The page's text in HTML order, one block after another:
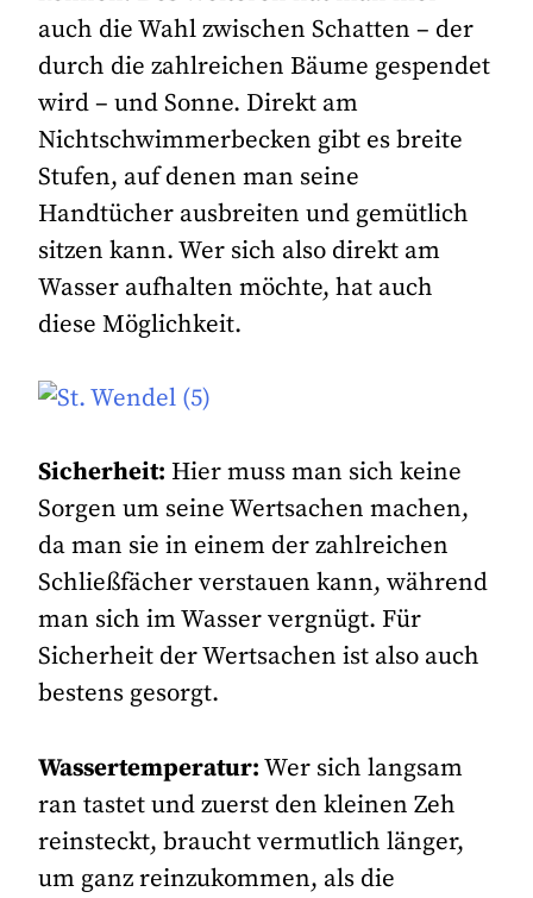
auch die Wahl zwischen Schatten – der
durch die zahlreichen Bäume gespendet
wird – und Sonne. Direkt am
Nichtschwimmerbecken gibt es breite
Stufen, auf denen man seine
Handtücher ausbreiten und gemütlich
sitzen kann. Wer sich also direkt am
Wasser aufhalten möchte, hat auch
diese Möglichkeit.
Sicherheit: Hier muss man sich keine
Sorgen um seine Wertsachen machen,
da man sie in einem der zahlreichen
Schließfächer verstauen kann, während
man sich im Wasser vergnügt. Für
Sicherheit der Wertsachen ist also auch
bestens gesorgt.
Wassertemperatur:Wer sich langsam
ran tastet und zuerst den kleinen Zeh
reinsteckt, braucht vermutlich länger,
um ganz reinzukommen, als die